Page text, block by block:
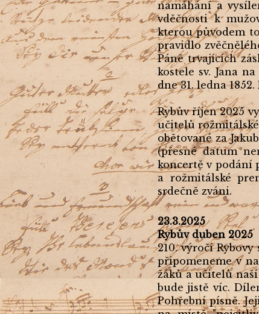
namáhání a
vděčnosti k
kterou původem
pravidlo
Páně trvajících
kostele sv. Jana
dne 31. ledna
Rybův říjen 2025
učitelů
obětované za
(přesné datum
koncertě v podání
a rožmitálské
srdečně zváni.
23.3.2025
Rybův duben 2025
210. výročí
připomeneme v
žáků a učitelů
bude jistě víc.
Pohřební písně.